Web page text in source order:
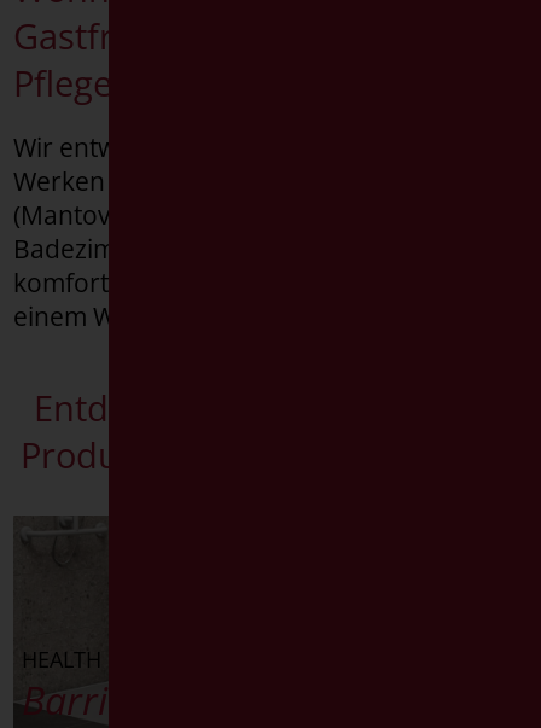
Gastfreundschaft und
Pflegeheime.
Wir entwerfen und produzieren in unseren
Werken in Castiglione delle Stiviere
(Mantova) Sanitärartikel, die die
Badezimmer zugänglich, sicher,
komfortabel und elegant machen. Mit
einem Wort: universell. Für Jeden.
Entdecken Sie die passenden
Produkte für das Badezimmer.
HEALTH
Barrieren überwinden